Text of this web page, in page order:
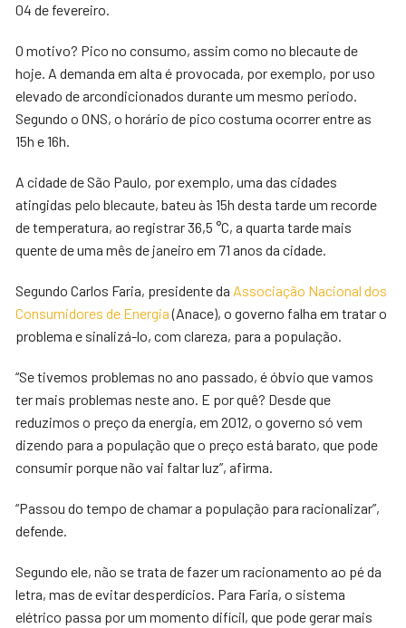
04 de fevereiro.
O motivo? Pico no consumo, assim como no blecaute de
hoje. A demanda em alta é provocada, por exemplo, por uso
elevado de arcondicionados durante um mesmo periodo.
Segundo o ONS, o horário de pico costuma ocorrer entre as
15h e 16h.
A cidade de São Paulo, por exemplo, uma das cidades
atingidas pelo blecaute, bateu às 15h desta tarde um recorde
de temperatura, ao registrar 36,5 °C, a quarta tarde mais
quente de uma mês de janeiro em 71 anos da cidade.
Segundo Carlos Faria, presidente da Associação Nacional dos
Consumidores de Energia(Anace), o governo falha em tratar o
problema e sinalizá-lo, com clareza, para a população.
“Se tivemos problemas no ano passado, é óbvio que vamos
ter mais problemas neste ano. E por quê? Desde que
reduzimos o preço da energia, em 2012, o governo só vem
dizendo para a população que o preço está barato, que pode
consumir porque não vai faltar luz”, afirma.
“Passou do tempo de chamar a população para racionalizar”,
defende.
Segundo ele, não se trata de fazer um racionamento ao pé da
letra, mas de evitar desperdícios. Para Faria, o sistema
elétrico passa por um momento difícil, que pode gerar mais